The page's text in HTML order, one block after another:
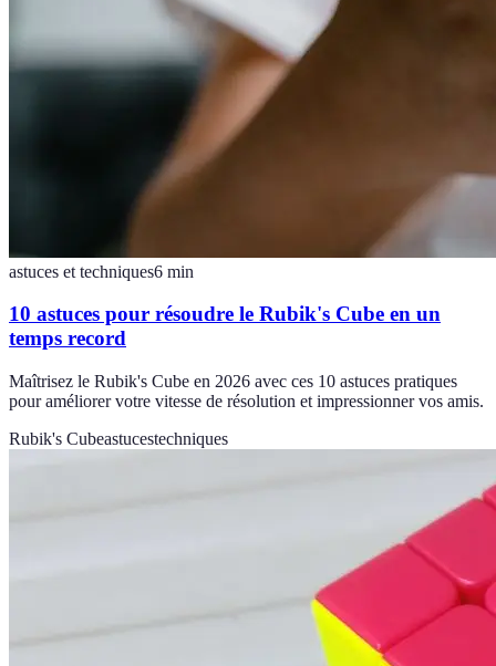
astuces et techniques6 min
10 astuces pour résoudre le Rubik's Cube en un
temps record
Maîtrisez le Rubik's Cube en 2026 avec ces 10 astuces pratiques
pour améliorer votre vitesse de résolution et impressionner vos amis.
Rubik's Cubeastucestechniques